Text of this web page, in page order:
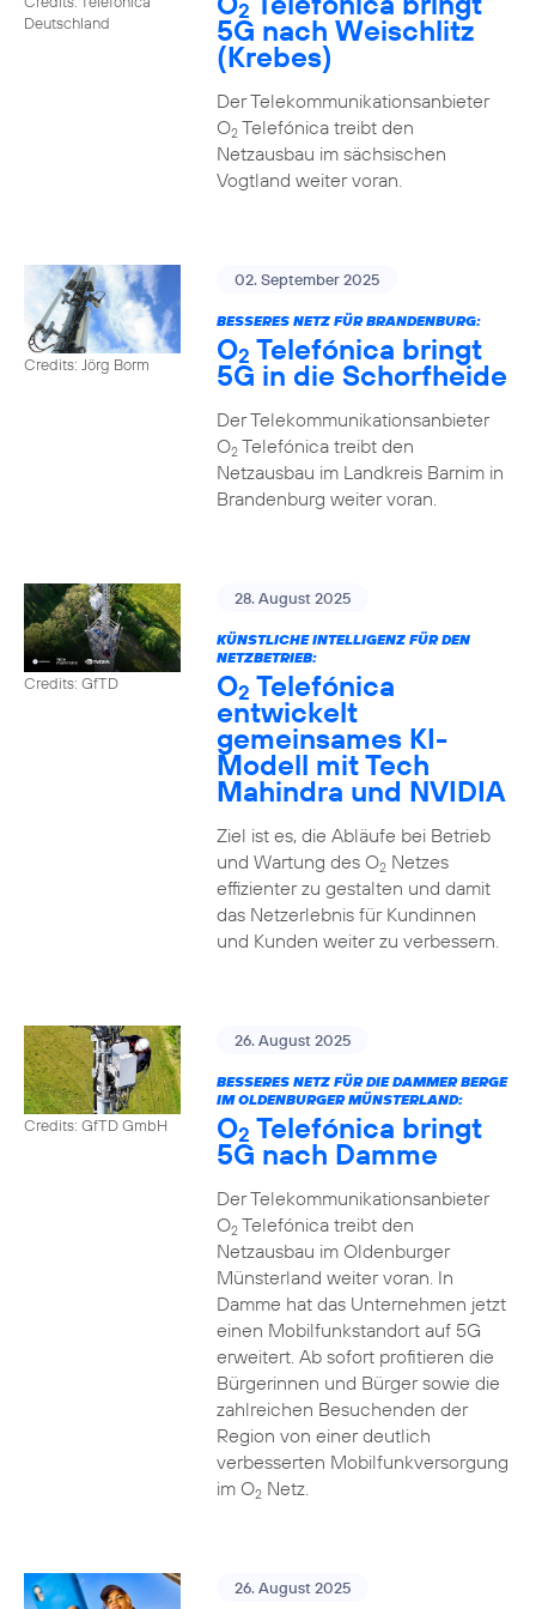
Deutschland
2
5G nach Weischlitz
(Krebes)
Der Telekommunikationsanbieter
O2Telefónica treibt den
Netzausbau im sächsischen
Vogtland weiter voran.
Credits: Jörg Borm
02. September 2025
BESSERES NETZ FÜR BRANDENBURG:
O2 Telefónica bringt
5G in die Schorfheide
Der Telekommunikationsanbieter
O2Telefónica treibt den
Netzausbau im Landkreis Barnim in
Brandenburg weiter voran.
Credits: GfTD
28. August 2025
KÜNSTLICHE INTELLIGENZ FÜR DEN
NETZBETRIEB:
O2 Telefónica
entwickelt
gemeinsames KI-
Modell mit Tech
Mahindra und NVIDIA
Ziel ist es, die Abläufe bei Betrieb
und Wartung des O2Netzes
effizienter zu gestalten und damit
das Netzerlebnis für Kundinnen
und Kunden weiter zu verbessern.
Credits: GfTD GmbH
26. August 2025
BESSERES NETZ FÜR DIE DAMMER BERGE
IM OLDENBURGER MÜNSTERLAND:
O2 Telefónica bringt
5G nach Damme
Der Telekommunikationsanbieter
O2Telefónica treibt den
Netzausbau im Oldenburger
Münsterland weiter voran. In
Damme hat das Unternehmen jetzt
einen Mobilfunkstandort auf 5G
erweitert. Ab sofort profitieren die
Bürgerinnen und Bürger sowie die
zahlreichen Besuchenden der
Region von einer deutlich
verbesserten Mobilfunkversorgung
im O2Netz.
26. August 2025